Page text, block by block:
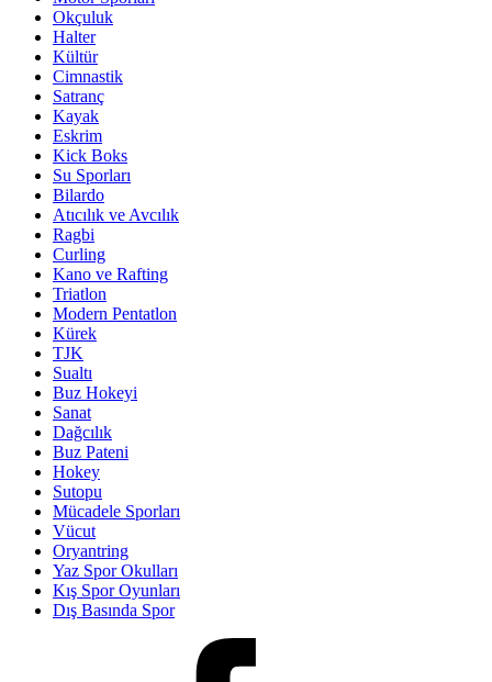
Okçuluk
Halter
Kültür
Cimnastik
Satranç
Kayak
Eskrim
Kick Boks
Su Sporları
Bilardo
Atıcılık ve Avcılık
Ragbi
Curling
Kano ve Rafting
Triatlon
Modern Pentatlon
Kürek
TJK
Sualtı
Buz Hokeyi
Sanat
Dağcılık
Buz Pateni
Hokey
Sutopu
Mücadele Sporları
Vücut
Oryantring
Yaz Spor Okulları
Kış Spor Oyunları
Dış Basında Spor